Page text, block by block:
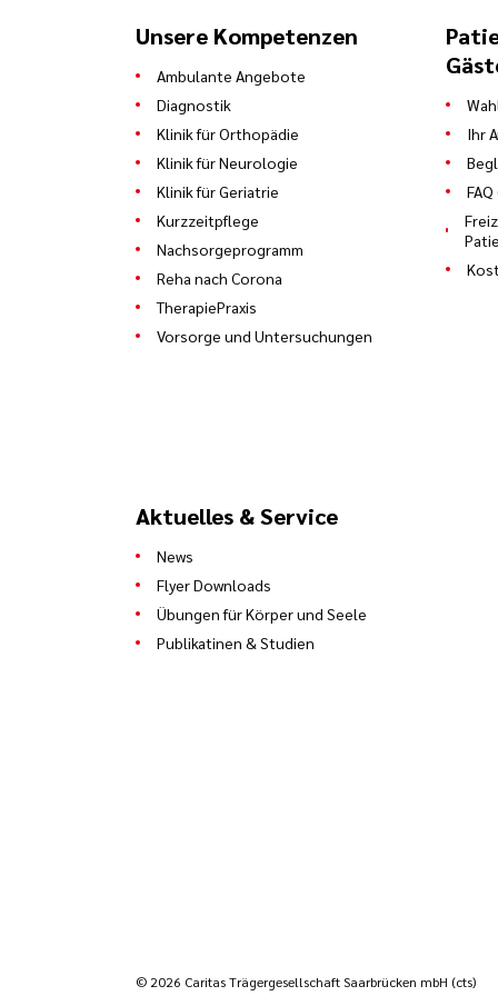
Unsere Kompetenzen
Ambulante Angebote
Diagnostik
Klinik für Orthopädie
Klinik für Neurologie
Klinik für Geriatrie
Kurzzeitpflege
Nachsorgeprogramm
Reha nach Corona
TherapiePraxis
Vorsorge und Untersuchungen
Ihr
Aktuelles & Service
News
Flyer Downloads
Übungen für Körper und Seele
Publikatinen & Studien
© 2026 Caritas Trägergesellschaft Saarbrücken mbH (cts)